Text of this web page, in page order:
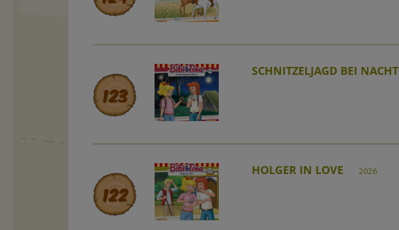
123
SCHNITZELJAGD BEI NACHT
122
HOLGER IN LOVE 2026